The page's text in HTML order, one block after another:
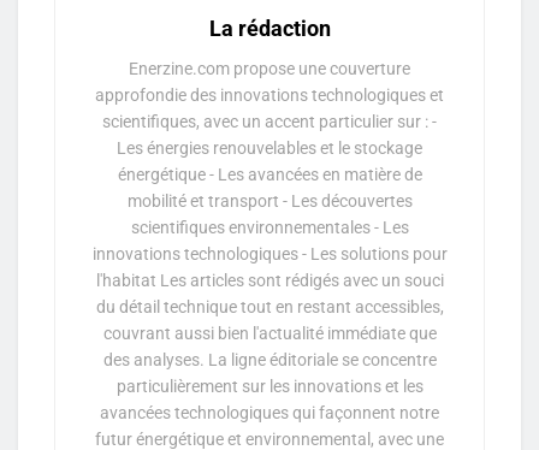
La rédaction
Enerzine.com propose une couverture
approfondie des innovations technologiques et
scientifiques, avec un accent particulier sur : -
Les énergies renouvelables et le stockage
énergétique - Les avancées en matière de
mobilité et transport - Les découvertes
scientifiques environnementales - Les
innovations technologiques - Les solutions pour
l'habitat Les articles sont rédigés avec un souci
du détail technique tout en restant accessibles,
couvrant aussi bien l'actualité immédiate que
des analyses. La ligne éditoriale se concentre
particulièrement sur les innovations et les
avancées technologiques qui façonnent notre
futur énergétique et environnemental, avec une